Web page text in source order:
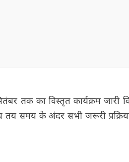
तक का विस्तृत कार्यक्रम जारी
तय समय के अंदर सभी जरूरी